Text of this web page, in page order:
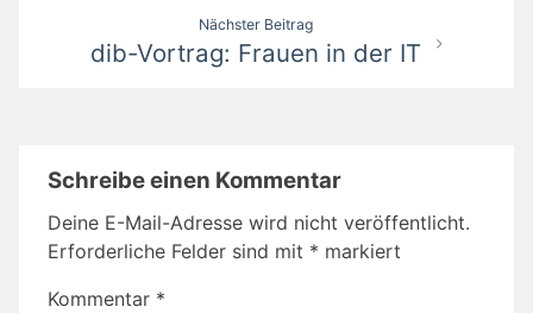
Nächster Beitrag
dib-Vortrag: Frauen in der IT
Schreibe einen Kommentar
Deine E-Mail-Adresse wird nicht veröffentlicht.
Erforderliche Felder sind mit * markiert
Kommentar *